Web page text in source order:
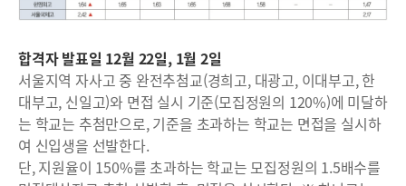
합격자 발표일 12월 22일, 1월 2일
서울지역 자사고 중 완전추첨교(경희고, 대광고, 이대부고, 한
대부고, 신일고)와 면접 실시 기준(모집정원의 120%)에 미달하
는 학교는 추첨만으로, 기준을 초과하는 학교는 면접을 실시하
여 신입생을 선발한다.
단, 지원율이 150%를 초과하는 학교는 모집정원의 1.5배수를